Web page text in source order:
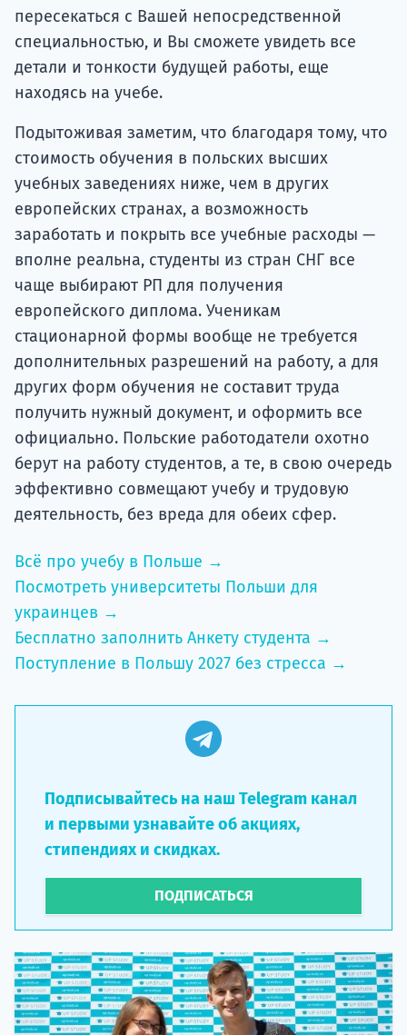
пересекаться с Вашей непосредственной
специальностью, и Вы сможете увидеть все
детали и тонкости будущей работы, еще
находясь на учебе.
Подытоживая заметим, что благодаря тому, что
стоимость обучения в польских высших
учебных заведениях ниже, чем в других
европейских странах, а возможность
заработать и покрыть все учебные расходы —
вполне реальна, студенты из стран СНГ все
чаще выбирают РП для получения
европейского диплома. Ученикам
стационарной формы вообще не требуется
дополнительных разрешений на работу, а для
других форм обучения не составит труда
получить нужный документ, и оформить все
официально. Польские работодатели охотно
берут на работу студентов, а те, в свою очередь
эффективно совмещают учебу и трудовую
деятельность, без вреда для обеих сфер.
Всё про учебу в Польше →
Посмотреть университеты Польши для
украинцев →
Бесплатно заполнить Анкету студента →
Поступление в Польшу 2027 без стресса →
Подписывайтесь на наш Telegram канал
и первыми узнавайте об акциях,
стипендиях и скидках.
ПОДПИСАТЬСЯ